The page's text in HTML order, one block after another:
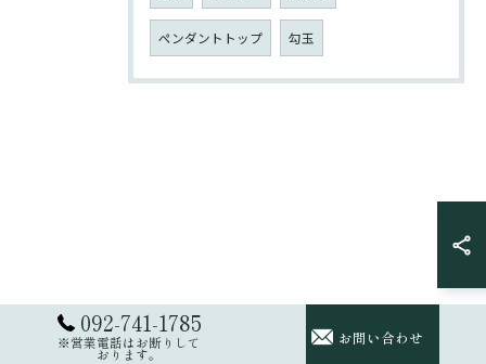
ペンダントトップ 勾玉
092-741-1785
※営業電話はお断りして
おります。
お問い合わせ